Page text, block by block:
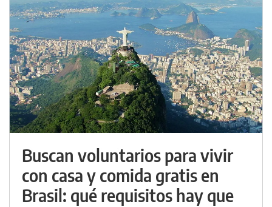
Buscan voluntarios para vivir
con casa y comida gratis en
Brasil: qué requisitos hay que